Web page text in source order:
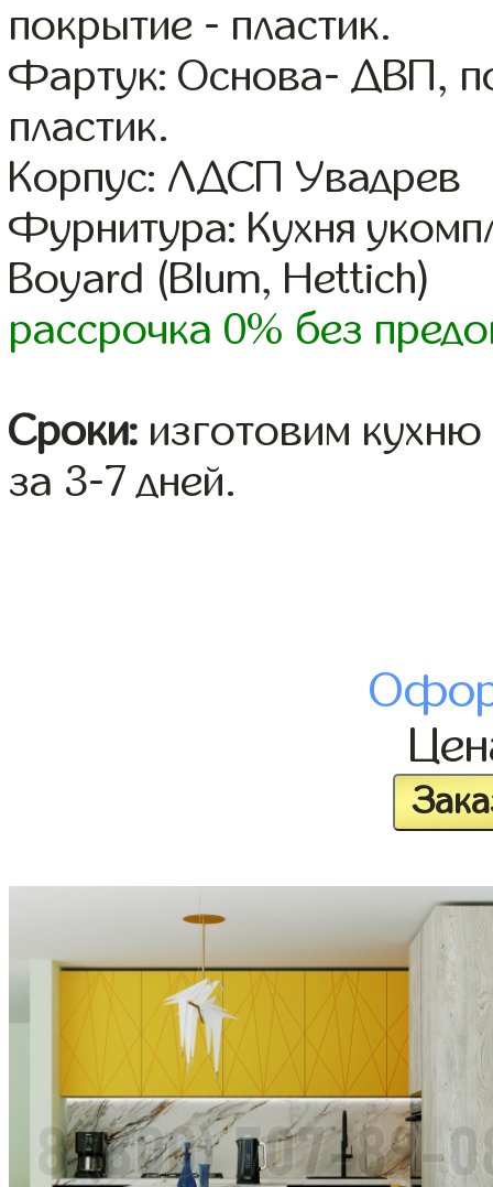
покрытие - пластик.
Фартук: Основа- ДВП,
пластик.
Корпус: ЛДСП Увадрев
Фурнитура: Кухня
Boyard (Blum, Hettich)
рассрочка 0% без
Сроки: изготовим
за 3-7 дней.